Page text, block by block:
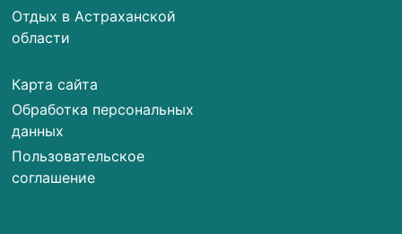
Отдых в Астраханской
области
Карта сайта
Обработка персональных
данных
Пользовательское
соглашение